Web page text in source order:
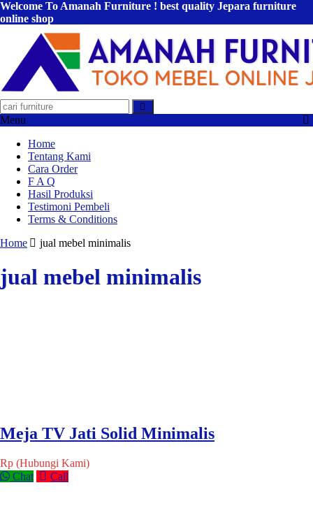
Welcome To Amanah Furniture ! best quality Jepara furniture
online shop
Menu
Home
Tentang Kami
Cara Order
F A Q
Hasil Produksi
Testimoni Pembeli
Terms & Conditions
Home
jual mebel minimalis
jual mebel minimalis
Meja TV Jati Solid Minimalis
Rp (Hubungi Kami)
Chat
Call